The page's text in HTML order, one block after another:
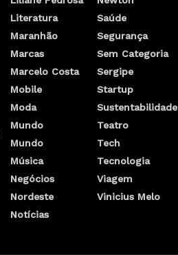
Literatura
Maranhão
Marcas
Marcelo Costa
Mobile
Moda
Mundo
Mundo
Música
Negócios
Nordeste
Notícias
Saúde
Segurança
Sem Categoria
Sergipe
Startup
Sustentabilidade
Teatro
Tech
Tecnologia
Viagem
Vinicius Melo